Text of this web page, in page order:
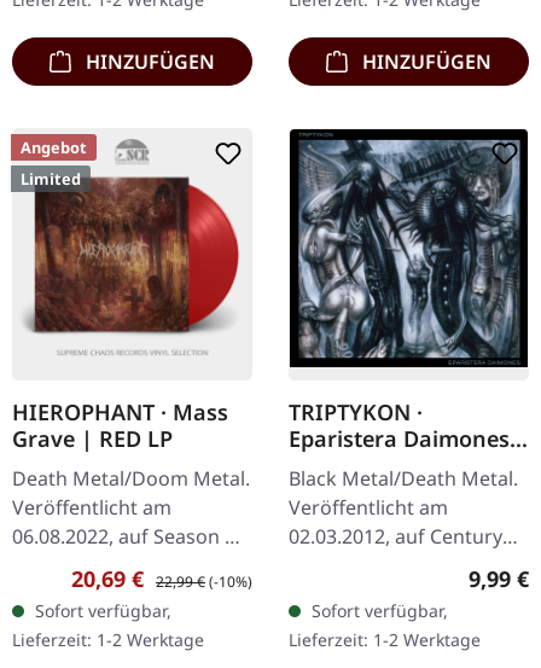
seitiges Insert und…
HINZUFÜGEN
limitierte Auflage. "Elegy -
Chapter…
HINZUFÜGEN
Angebot
Limited
HIEROPHANT · Mass
Grave | RED LP
Death Metal/Doom Metal.
Veröffentlicht am
06.08.2022, auf Season Of
Mist Underground
Activists. Transparent
rotes Vinyl im Gatefold-
Cover, limitiert…
Verkaufspreis:
20,69 € Regulärer Preis:
22,99 €(-10%)
Sofort verfügbar,
Lieferzeit: 1-2 Werktage
TRIPTYKON ·
Eparistera Daimones |
CD
Black Metal/Death Metal.
Veröffentlicht am
02.03.2012, auf Century
Media Records. CD im
Jewelcase. "Eparistera
Daimones" ist das
beeindruckende…
9,99 €
Sofort verfügbar,
Lieferzeit: 1-2 Werktage